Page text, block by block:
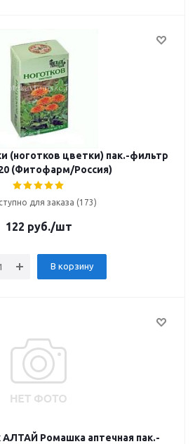
(ноготков цветки) пак.-фильтр
(Фитофарм/Россия)
для заказа (173)
122 руб./шт
В корзину
АЛТАЙ Ромашка аптечная пак.-